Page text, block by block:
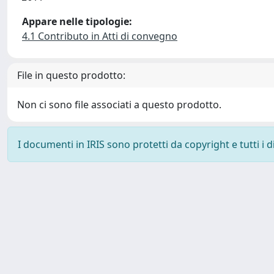
Appare nelle tipologie:
4.1 Contributo in Atti di convegno
File in questo prodotto:
Non ci sono file associati a questo prodotto.
I documenti in IRIS sono protetti da copyright e tutti i